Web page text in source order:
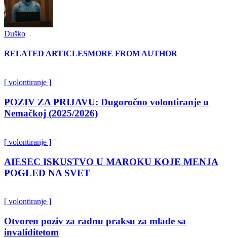
Duško
RELATED ARTICLESMORE FROM AUTHOR
[ volontiranje ]
POZIV ZA PRIJAVU: Dugoročno volontiranje u
Nemačkoj (2025/2026)
[ volontiranje ]
AIESEC ISKUSTVO U MAROKU KOJE MENJA
POGLED NA SVET
[ volontiranje ]
Otvoren poziv za radnu praksu za mlade sa
invaliditetom